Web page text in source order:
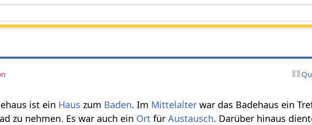
ist ein Haus zum Baden. Im Mittelalter war das Badehaus ein
zu nehmen. Es war auch ein Ort fürAustausch. Darüber hinaus